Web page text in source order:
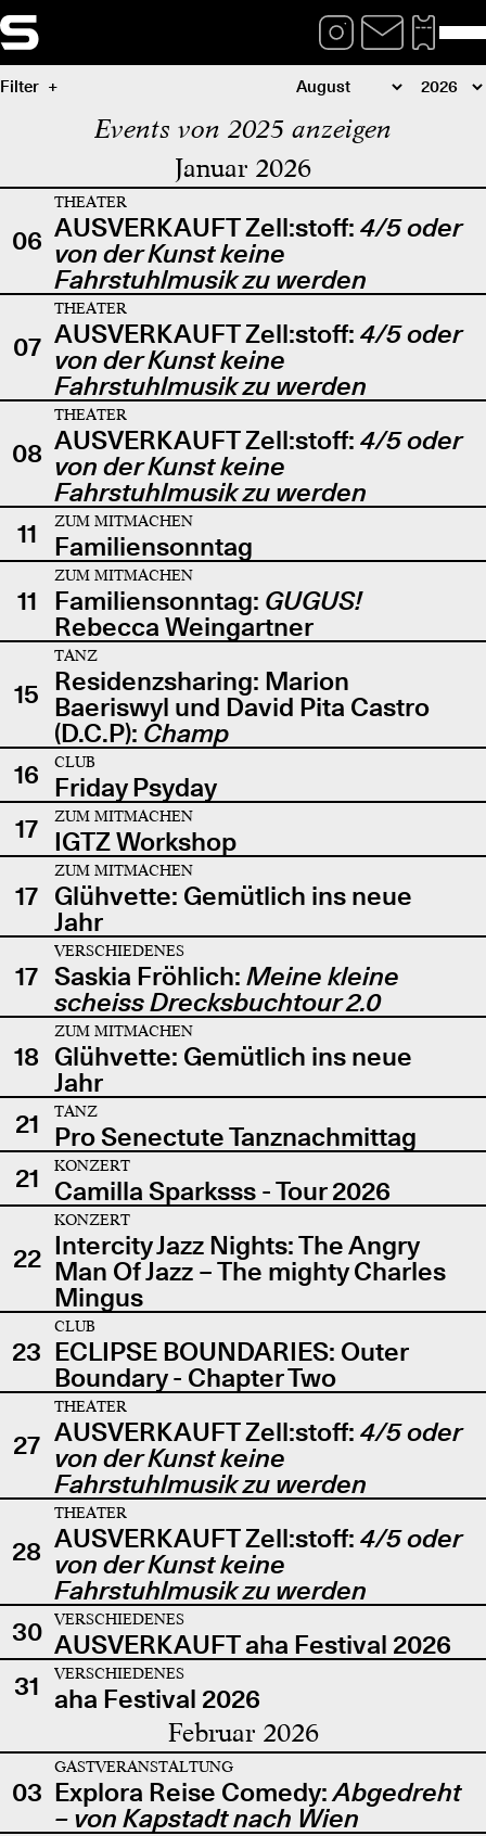
Filter
Events von 2025 anzeigen
Januar 2026
06
THEATER
AUSVERKAUFT Zell:stoff: 4/5 oder
von der Kunst keine
Fahrstuhlmusik zu werden
07
THEATER
AUSVERKAUFT Zell:stoff: 4/5 oder
von der Kunst keine
Fahrstuhlmusik zu werden
08
THEATER
AUSVERKAUFT Zell:stoff: 4/5 oder
von der Kunst keine
Fahrstuhlmusik zu werden
11
ZUM MITMACHEN
Familiensonntag
11
ZUM MITMACHEN
Familiensonntag: GUGUS!
Rebecca Weingartner
15
TANZ
Residenzsharing: Marion
Baeriswyl und David Pita Castro
(D.C.P): Champ
16
CLUB
Friday Psyday
17
ZUM MITMACHEN
IGTZ Workshop
17
ZUM MITMACHEN
Glühvette: Gemütlich ins neue
Jahr
17
VERSCHIEDENES
Saskia Fröhlich: Meine kleine
scheiss Drecksbuchtour 2.0
18
ZUM MITMACHEN
Glühvette: Gemütlich ins neue
Jahr
21
TANZ
Pro Senectute Tanznachmittag
21
KONZERT
Camilla Sparksss - Tour 2026
22
KONZERT
Intercity Jazz Nights: The Angry
Man Of Jazz – The mighty Charles
Mingus
23
CLUB
ECLIPSE BOUNDARIES: Outer
Boundary - Chapter Two
27
THEATER
AUSVERKAUFT Zell:stoff: 4/5 oder
von der Kunst keine
Fahrstuhlmusik zu werden
28
THEATER
AUSVERKAUFT Zell:stoff: 4/5 oder
von der Kunst keine
Fahrstuhlmusik zu werden
30
VERSCHIEDENES
AUSVERKAUFT aha Festival 2026
31
VERSCHIEDENES
aha Festival 2026
Februar 2026
03
GASTVERANSTALTUNG
Explora Reise Comedy:Abgedreht
– von Kapstadt nach Wien